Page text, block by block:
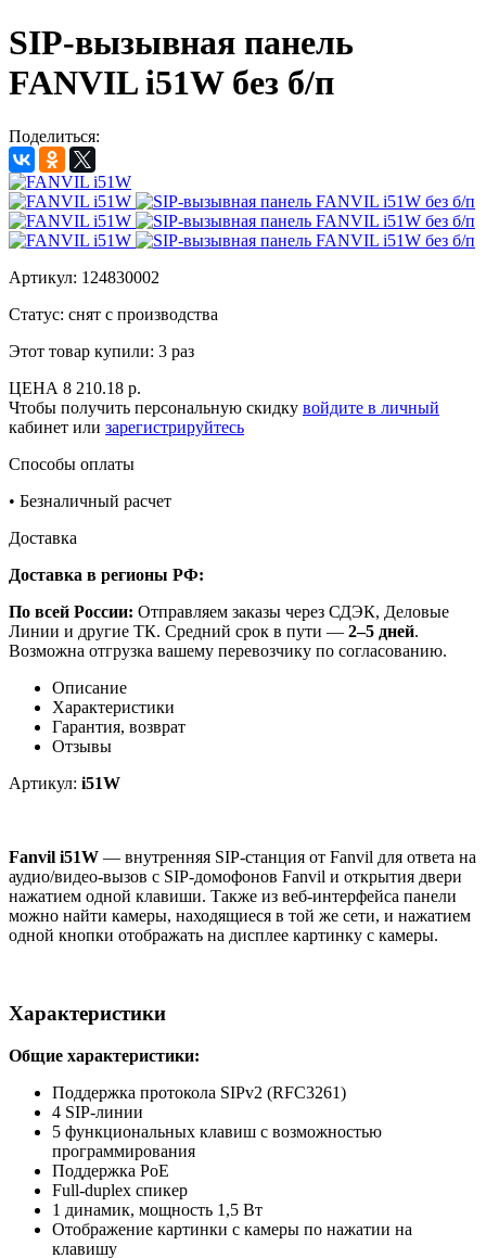
SIP-вызывная панель
FANVIL i51W без б/п
Поделиться:
Артикул: 124830002
Статус: снят с производства
Этот товар купили: 3 раз
ЦЕНА 8 210.18 р.
Чтобы получить персональную скидку войдите в личный
кабинет или зарегистрируйтесь
Способы оплаты
• Безналичный расчет
Доставка
Доставка в регионы РФ:
По всей России: Отправляем заказы через СДЭК, Деловые
Линии и другие ТК. Средний срок в пути — 2–5 дней.
Возможна отгрузка вашему перевозчику по согласованию.
Описание
Характеристики
Гарантия, возврат
Отзывы
Артикул: i51W
Fanvil i51W — внутренняя SIP-станция от Fanvil для ответа на
аудио/видео-вызов с SIP-домофонов Fanvil и открытия двери
нажатием одной клавиши. Также из веб-интерфейса панели
можно найти камеры, находящиеся в той же сети, и нажатием
одной кнопки отображать на дисплее картинку с камеры.
Характеристики
Общие характеристики:
Поддержка протокола SIPv2 (RFC3261)
4 SIP-линии
5 функциональных клавиш с возможностью
программирования
Поддержка PoE
Full-duplex спикер
1 динамик, мощность 1,5 Вт
Отображение картинки с камеры по нажатии на
клавишу